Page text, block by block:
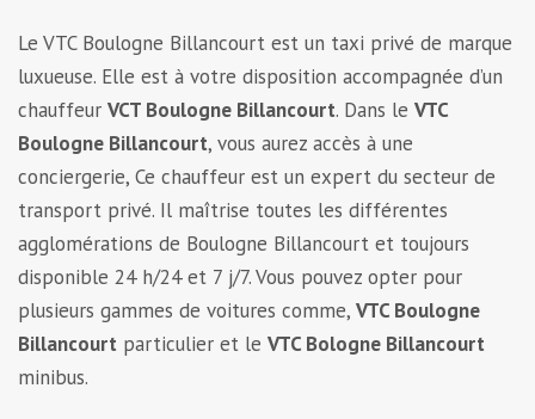
Le VTC Boulogne Billancourt est un taxi privé de marque
luxueuse. Elle est à votre disposition accompagnée d’un
chauffeur VCT Boulogne Billancourt. Dans le VTC
Boulogne Billancourt, vous aurez accès à une
conciergerie, Ce chauffeur est un expert du secteur de
transport privé. Il maîtrise toutes les différentes
agglomérations de Boulogne Billancourt et toujours
disponible 24 h/24 et 7 j/7. Vous pouvez opter pour
plusieurs gammes de voitures comme, VTC Boulogne
Billancourt particulier et le VTC Bologne Billancourt
minibus.